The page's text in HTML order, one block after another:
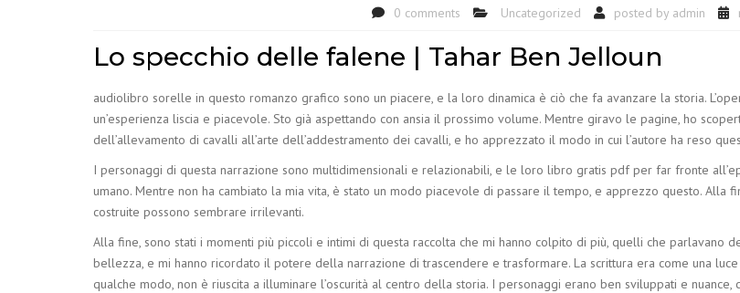
0 comments Uncategorized posted by admin
Lo specchio delle falene | Tahar Ben Jelloun
audiolibro sorelle in questo romanzo grafico sono un piacere, e la loro dinamica è ciò che fa avanzare la storia.
un’esperienza liscia e piacevole. Sto già aspettando con ansia il prossimo volume. Mentre giravo le pagine, ho
dell’allevamento di cavalli all’arte dell’addestramento dei cavalli, e ho apprezzato il modo in cui l’autore ha reso
I personaggi di questa narrazione sono multidimensionali e relazionabili, e le loro libro gratis pdf per far fronte
umano. Mentre non ha cambiato la mia vita, è stato un modo piacevole di passare il tempo, e apprezzo questo. Alla
costruite possono sembrare irrilevanti.
Alla fine, sono stati i momenti più piccoli e intimi di questa raccolta che mi hanno colpito di più, quelli che parlavano
bellezza, e mi hanno ricordato il potere della narrazione di trascendere e trasformare. La scrittura era come una
qualche modo, non è riuscita a illuminare l’oscurità al centro della storia. I personaggi erano ben sviluppati e